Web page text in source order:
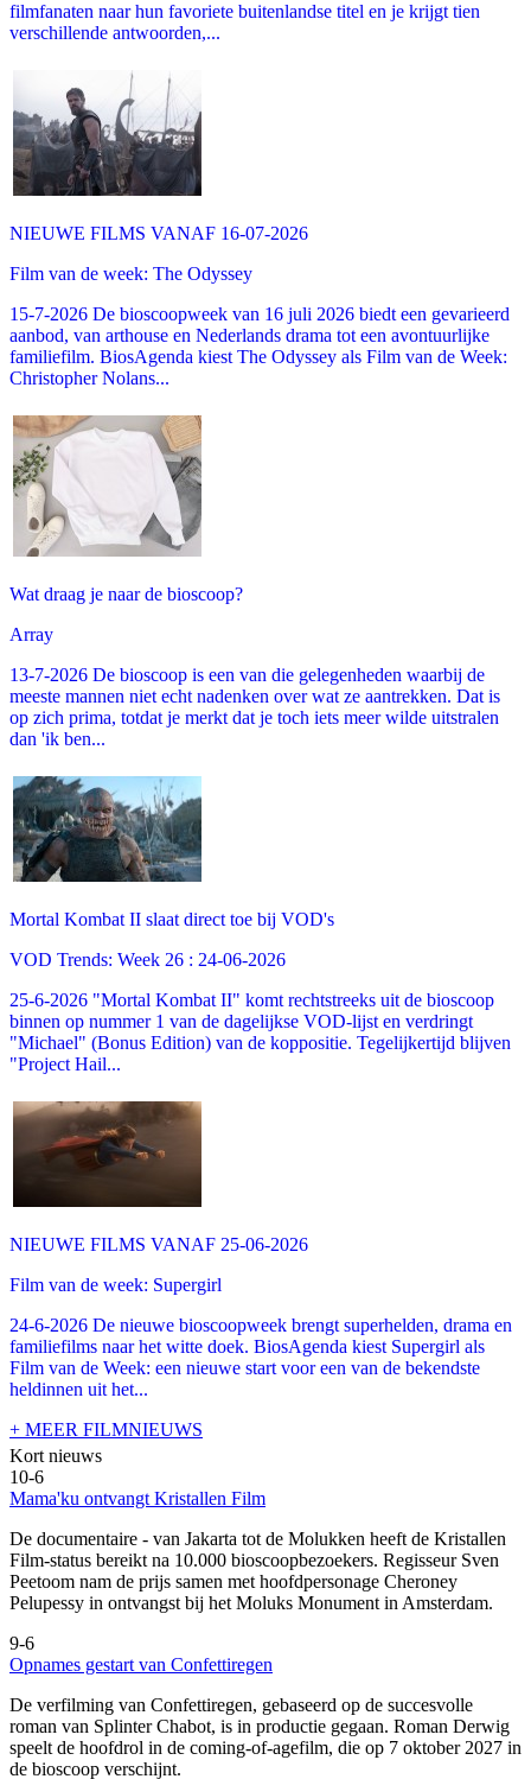
filmfanaten naar hun favoriete buitenlandse titel en je krijgt tien
verschillende antwoorden,...
NIEUWE FILMS VANAF 16-07-2026
Film van de week: The Odyssey
15-7-2026 De bioscoopweek van 16 juli 2026 biedt een gevarieerd
aanbod, van arthouse en Nederlands drama tot een avontuurlijke
familiefilm. BiosAgenda kiest The Odyssey als Film van de Week:
Christopher Nolans...
Wat draag je naar de bioscoop?
Array
13-7-2026 De bioscoop is een van die gelegenheden waarbij de
meeste mannen niet echt nadenken over wat ze aantrekken. Dat is
op zich prima, totdat je merkt dat je toch iets meer wilde uitstralen
dan 'ik ben...
Mortal Kombat II slaat direct toe bij VOD's
VOD Trends: Week 26 : 24-06-2026
25-6-2026 "Mortal Kombat II" komt rechtstreeks uit de bioscoop
binnen op nummer 1 van de dagelijkse VOD-lijst en verdringt
"Michael" (Bonus Edition) van de koppositie. Tegelijkertijd blijven
"Project Hail...
NIEUWE FILMS VANAF 25-06-2026
Film van de week: Supergirl
24-6-2026 De nieuwe bioscoopweek brengt superhelden, drama en
familiefilms naar het witte doek. BiosAgenda kiest Supergirl als
Film van de Week: een nieuwe start voor een van de bekendste
heldinnen uit het...
+ MEER FILMNIEUWS
Kort nieuws
10-6
Mama'ku ontvangt Kristallen Film
De documentaire - van Jakarta tot de Molukken heeft de Kristallen
Film-status bereikt na 10.000 bioscoopbezoekers. Regisseur Sven
Peetoom nam de prijs samen met hoofdpersonage Cheroney
Pelupessy in ontvangst bij het Moluks Monument in Amsterdam.
9-6
Opnames gestart van Confettiregen
De verfilming van Confettiregen, gebaseerd op de succesvolle
roman van Splinter Chabot, is in productie gegaan. Roman Derwig
speelt de hoofdrol in de coming-of-agefilm, die op 7 oktober 2027 in
de bioscoop verschijnt.